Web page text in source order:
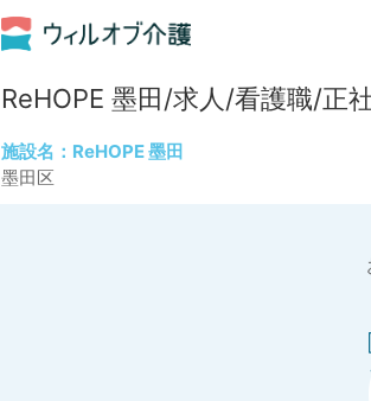
ReHOPE 墨田/求人/看護職/正
施設名：ReHOPE 墨田
墨田区